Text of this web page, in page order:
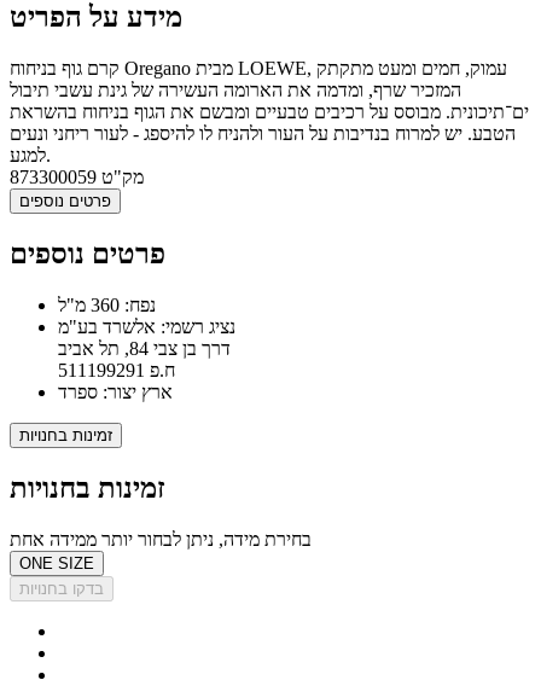
מידע על הפריט
קרם גוף בניחוח Oregano מבית LOEWE, עמוק, חמים ומעט מתקתק
המזכיר שרף, ומדמה את הארומה העשירה של גינת עשבי תיבול
ים־תיכונית. מבוסס על רכיבים טבעיים ומבשם את הגוף בניחוח בהשראת
הטבע. יש למרוח בנדיבות על העור ולהניח לו להיספג - לעור ריחני ונעים
למגע.
מק"ט 873300059
פרטים נוספים
פרטים נוספים
נפח: 360 מ"ל
נציג רשמי: אלשרד בע"מ
דרך בן צבי 84, תל אביב
ח.פ 511199291
ארץ יצור: ספרד
זמינות בחנויות
זמינות בחנויות
בחירת מידה, ניתן לבחור יותר ממידה אחת
ONE SIZE
בדקו בחנויות